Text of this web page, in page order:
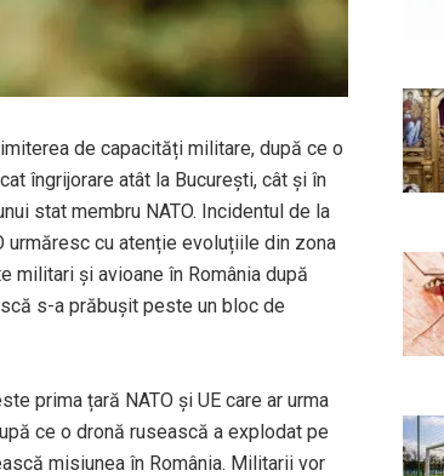
de capacități militare, după ce o
îngrijorare atât la București, cât și în
stat membru NATO. Incidentul de la
urmăresc cu atenție evoluțiile din zona
militari și avioane în România după
s-a prăbușit peste un bloc de
prima țară NATO și UE care ar urma
ce o dronă rusească a explodat pe
misiunea în România. Militarii vor